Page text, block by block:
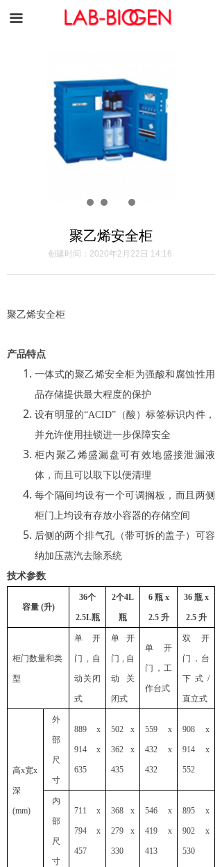
끀
聚乙烯安全柜
创建时间： 2020年2月22日 14:16
聚乙烯安全柜
产品特点
一体式的聚乙烯安全柜为强酸和腐蚀性用
品存储提供最大程度的保护
设有明显的“ACID”（酸）标签标识内件，
并允许使用挂锁进一步保障安全
柜内聚乙烯盛漏盘可有效地盛接泄漏液
体，而且可以取下以便清理
每个隔间均设有一个可调搁板，而且两侧
柜门上均设有存放小容器的存储空间
后侧的两个排气孔（带可拆的盖子）可容
纳加压蒸汽去除系统
技术参数
容量(升)
36个
2.5L瓶
2个4L
瓶
6 瓶 x
2.5 升
36 瓶 x
2.5 升
柜门数量和类
型
单开
门 , 自
动关闭
式
单开
门 , 自
动关
闭式
单开
门，工
作台式
双开
门，台
下 式 /
直立式
高x宽x
深
(mm)
外
部
尺
寸
889 x
914 x
635
502 x
362 x
435
559 x
432 x
432
908 x
914 x
552
内
部
尺
寸
711 x
794 x
457
368 x
279 x
330
546 x
419 x
413
895 x
902 x
530